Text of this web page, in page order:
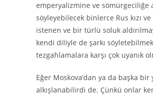
emperyalizmine ve sömürgeciliğe
söyleyebilecek binlerce Rus kızı
istenen ve bir türlü soluk
kendi diliyle de şarkı
tezgahlamalara karşı çok uyanık
Eğer Moskova’dan ya da başka
alkışlanabilirdi de. Çünkü onlar